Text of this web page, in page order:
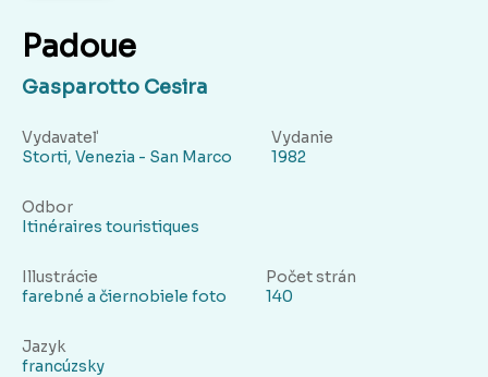
Padoue
Gasparotto Cesira
Vydavateľ
Storti, Venezia - San Marco
Vydanie
1982
Odbor
Itinéraires touristiques
Illustrácie
farebné a čiernobiele foto
Počet strán
140
Jazyk
francúzsky